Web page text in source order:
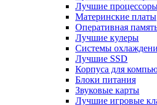
Лучшие
Материнские платы
Оперативная
Лучшие кулеры
Системы
Лучшие SSD
Корпуса для
Блоки питания
Звуковые карты
Лучшие игровые